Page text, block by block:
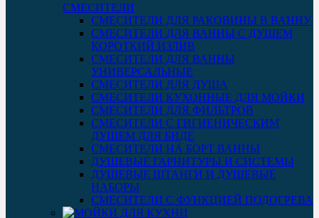
СМЕСИТЕЛИ
СМЕСИТЕЛИ ДЛЯ РАКОВИНЫ В ВАННУ
СМЕСИТЕЛИ ДЛЯ ВАННЫ С ДУШЕМ
КОРОТКИЙ ИЗЛИВ
СМЕСИТЕЛИ ДЛЯ ВАННЫ
УНИВЕРСАЛЬНЫЕ
СМЕСИТЕЛИ ДЛЯ ДУША
СМЕСИТЕЛИ КУХОННЫЕ ДЛЯ МОЙКИ
СМЕСИТЕЛИ ДЛЯ ФИЛЬТРОВ
СМЕСИТЕЛИ С ГИГИЕНИЧЕСКИМ
ДУШЕМ ДЛЯ БИДЕ
СМЕСИТЕЛИ НА БОРТ ВАННЫ
ДУШЕВЫЕ ГАРНИТУРЫ И СИСТЕМЫ
ДУШЕВЫЕ ШТАНГИ И ДУШЕВЫЕ
НАБОРЫ
СМЕСИТЕЛИ С ФУНКЦИЕЙ ПОДОГРЕВА